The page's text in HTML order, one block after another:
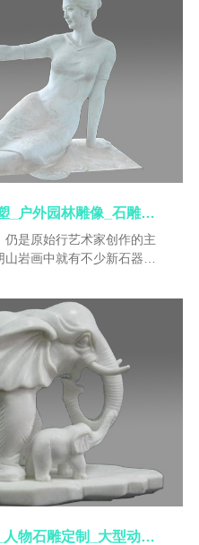
动物、壁炉、花盆、栏
玉阁、飞禽走兽、各种精
，又有典雅明快的现代艺
”“石破天惊”之盛誉。雕刻是
石雕人物定制_大型景观雕塑_户外园林雕像_石雕制作厂家_人物雕像加工
是原始行艺术家创作的主
岩画中就有不少新石器时
牧民创作的岩画，多属凿
岩画。另外，狩猎与动物
金文中的图画字，战国铜
猎图，都是这样技法的延
化和韵律化而已。由此可
特点，最能体现中国古典
的审美理想。此外，中国
也是出现于新石器时代。
像，据认为就是新石器时
线刻石雕形式，�
汉白玉石雕_户外景观石雕_人物石雕定制_大型动物雕塑_石雕像